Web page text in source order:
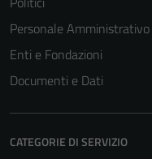
Personale Amministrativo
Enti e Fondazioni
Documenti e Dati
CATEGORIE DI SERVIZIO